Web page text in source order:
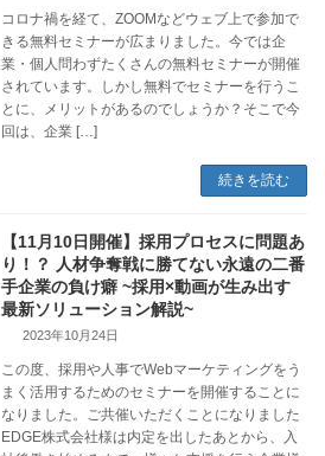
コロナ禍を経て、ZOOMなどウェブ上で参加で
きる無料セミナーが広まりました。今では企
業・個人問わずたくさんの無料セミナーが開催
されています。しかし無料でセミナーを行うこ
とに、メリットがあるのでしょうか？そこで今
回は、企業 […]
続きを読む
【11月10日開催】採用プロセスに問題あ
り！？ 人材争奪戦に勝てない永遠の二番
手企業の負け癖 ~採用×動画が生み出す
最新ソリューション解説~
2023年10月24日
この度、採用や人事でWebマーケティングをう
まく活用するためのセミナーを開催することに
なりました。ご共催いただくことになりました
EDGE株式会社様は内定を出したあとから、入